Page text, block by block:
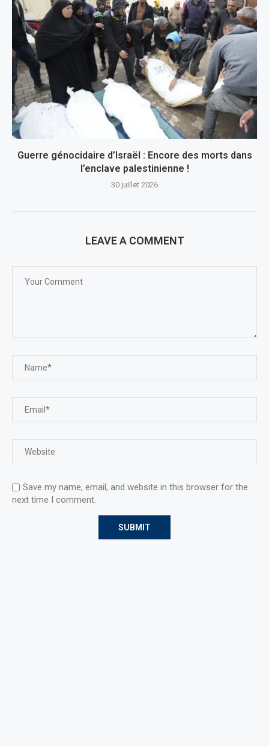
Guerre génocidaire d’Israël : Encore des morts dans
l’enclave palestinienne !
30 juillet 2026
LEAVE A COMMENT
Save my name, email, and website in this browser for the
next time I comment.